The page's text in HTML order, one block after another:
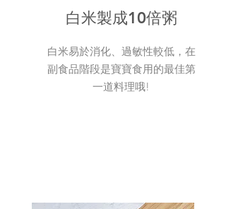
白米製成10倍粥
白米易於消化、過敏性較低，在
副食品階段是寶寶食用的最佳第
一道料理哦!